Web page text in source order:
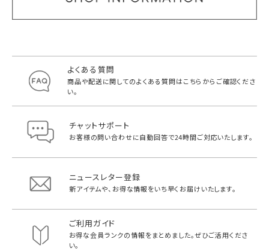
よくある質問
商品や配送に関してのよくある質問はこちらからご確認くださ
い。
チャットサポート
お客様の問い合わせに自動回答で24時間ご対応いたします。
ニュースレター登録
新アイテムや、お得な情報をいち早く お届けいたします。
ご利用ガイド
お得な会員ランクの情報をまとめました。ぜひご活用くださ
い。